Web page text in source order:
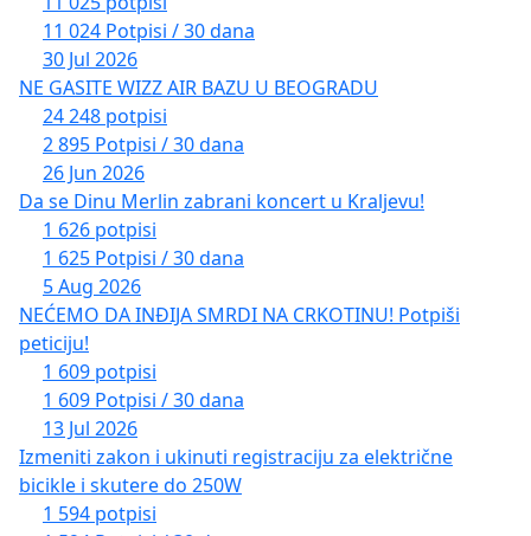
11 024 Potpisi / 30 dana
30 Jul 2026
NE GASITE WIZZ AIR BAZU U BEOGRADU
24 248 potpisi
2 895 Potpisi / 30 dana
26 Jun 2026
Da se Dinu Merlin zabrani koncert u Kraljevu!
1 626 potpisi
1 625 Potpisi / 30 dana
5 Aug 2026
NEĆEMO DA INĐIJA SMRDI NA CRKOTINU! Potpiši
peticiju!
1 609 potpisi
1 609 Potpisi / 30 dana
13 Jul 2026
Izmeniti zakon i ukinuti registraciju za električne
bicikle i skutere do 250W
1 594 potpisi